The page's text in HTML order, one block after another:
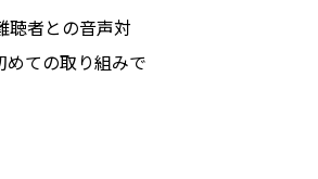
聴者との音声対
ての取り組みで